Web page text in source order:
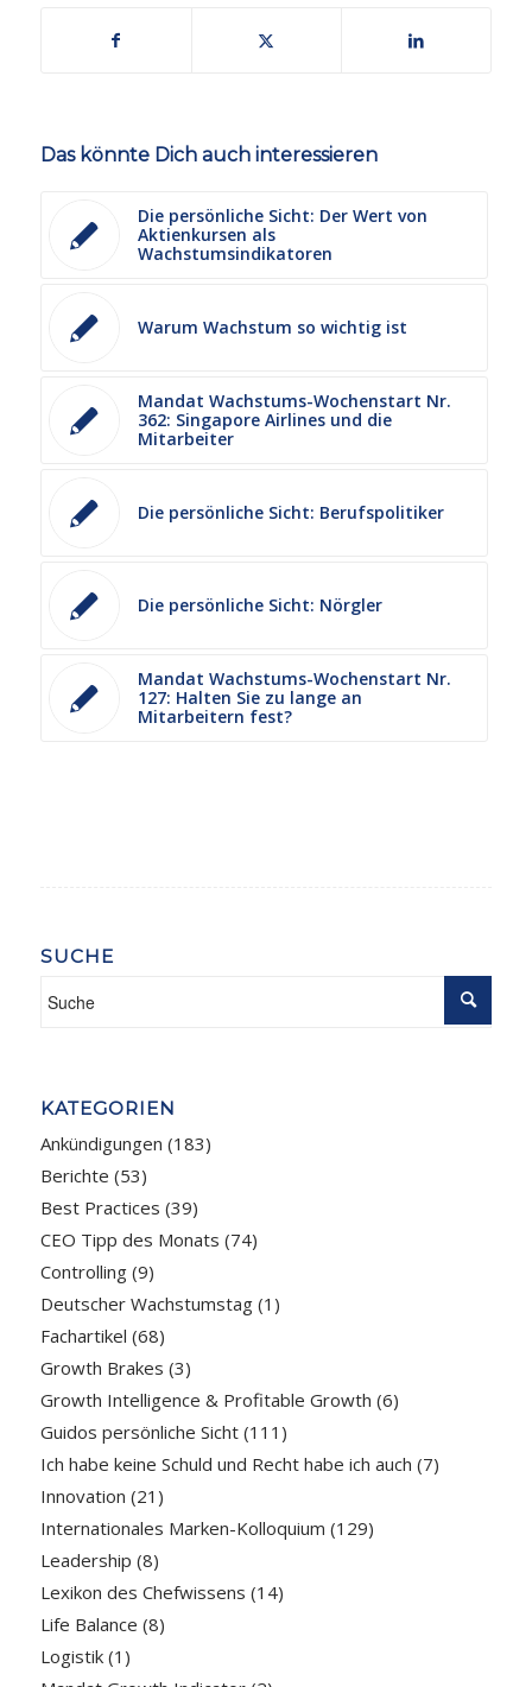
Das könnte Dich auch interessieren
Die persönliche Sicht: Der Wert von
Aktienkursen als
Wachstumsindikatoren
Warum Wachstum so wichtig ist
Mandat Wachstums-Wochenstart Nr.
362: Singapore Airlines und die
Mitarbeiter
Die persönliche Sicht: Berufspolitiker
Die persönliche Sicht: Nörgler
Mandat Wachstums-Wochenstart Nr.
127: Halten Sie zu lange an
Mitarbeitern fest?
SUCHE
KATEGORIEN
Ankündigungen (183)
Berichte (53)
Best Practices (39)
CEO Tipp des Monats (74)
Controlling(9)
Deutscher Wachstumstag(1)
Fachartikel (68)
Growth Brakes (3)
Growth Intelligence & Profitable Growth (6)
Guidos persönliche Sicht(111)
Ich habe keine Schuld und Recht habe ich auch (7)
Innovation (21)
Internationales Marken-Kolloquium (129)
Leadership (8)
Lexikon des Chefwissens (14)
Life Balance (8)
Logistik(1)